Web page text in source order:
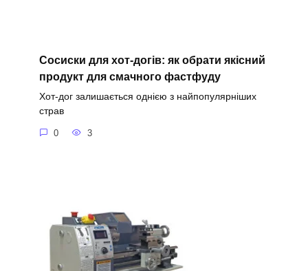
Сосиски для хот-догів: як обрати якісний
продукт для смачного фастфуду
Хот-дог залишається однією з найпопулярніших
страв
0 3